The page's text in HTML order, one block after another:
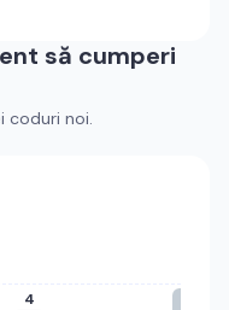
să cumperi
coduri noi.
4